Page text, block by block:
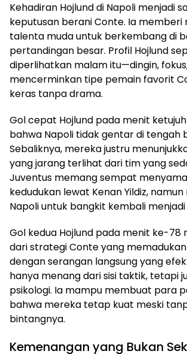
Kehadiran Hojlund di Napoli menjadi
keputusan berani Conte. Ia memberi
talenta muda untuk berkembang di
pertandingan besar. Profil Hojlund
diperlihatkan malam itu—dingin,
mencerminkan tipe pemain favorit
keras tanpa drama.
Gol cepat Hojlund pada menit
bahwa Napoli tidak gentar di tengah
Sebaliknya, mereka justru
yang jarang terlihat dari tim yang
Juventus memang sempat
kedudukan lewat Kenan Yildiz,
Napoli untuk bangkit kembali
Gol kedua Hojlund pada menit ke-78
dari strategi Conte yang
dengan serangan langsung yang
hanya menang dari sisi taktik, tetapi
psikologi. Ia mampu membuat para
bahwa mereka tetap kuat meski
bintangnya.
Kemenangan yang Bukan